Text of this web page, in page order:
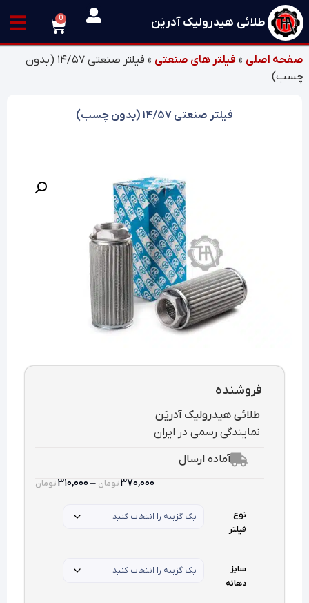
طلائی هیدرولیک آدریَن 0
صفحه اصلی » فیلتر های صنعتی »
فیلتر صنعتی ۱۴/۵۷ (بدون
چسب)
فیلتر صنعتی ۱۴/۵۷ (بدون چسب)
فروشنده
طلائی هیدرولیک آدریَن
نمایندگی رسمی در ایران
آماده ارسال
۳۷۰,۰۰۰تومان – ۳۱۰,۰۰۰تومان
نوع
فیلتر
سایز
دهانه